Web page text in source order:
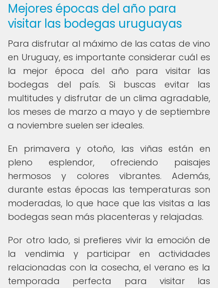
Mejores épocas del año para
visitar las bodegas uruguayas
Para disfrutar al máximo de las catas de vino
en Uruguay, es importante considerar cuál es
la mejor época del año para visitar las
bodegas del país. Si buscas evitar las
multitudes y disfrutar de un clima agradable,
los meses de marzo a mayo y de septiembre
a noviembre suelen ser ideales.
En primavera y otoño, las viñas están en
pleno esplendor, ofreciendo paisajes
hermosos y colores vibrantes. Además,
durante estas épocas las temperaturas son
moderadas, lo que hace que las visitas a las
bodegas sean más placenteras y relajadas.
Por otro lado, si prefieres vivir la emoción de
la vendimia y participar en actividades
relacionadas con la cosecha, el verano es la
temporada perfecta para visitar las